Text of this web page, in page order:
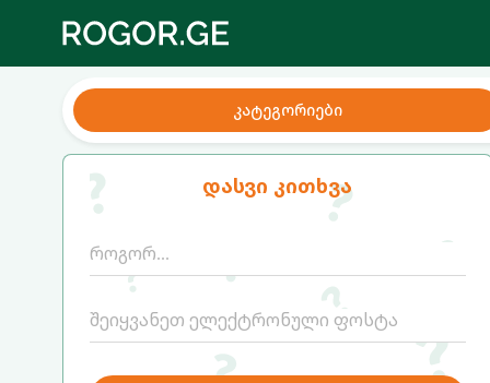
კატეგორიები
დასვი კითხვა